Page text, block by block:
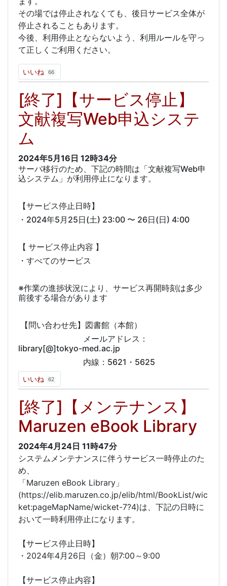
その場では停止されなくても、後日サービス全体が
停止されることもあります。
今後、利用停止とならないよう、利用ルールを守っ
て正しくご利用ください。
いいね 66
[終了]【サービス停止】
文献複写Web申込システ
ム
2024年5月16日 12時34分
サーバ移行のため、下記の時間は「文献複写Web申
込システム」が利用停止になります。
【サービス停止日時】
・2024年5月25日(土) 23:00 〜 26日(日) 4:00
【 サービス停止内容 】
・すべてのサービス
※作業の進捗状況により、サービス再開時刻は多少
前後する場合があります
【問い合わせ先】図書館（本館）
メールアドレス：
library[@]tokyo-med.ac.jp
内線：5621・5625
いいね 62
[終了]【メンテナンス】
Maruzen eBook Library
2024年4月24日 11時47分
システムメンテナンスに伴うサービス一時停止のた
め、
「Maruzen eBook Library」
(https://elib.maruzen.co.jp/elib/html/BookList/wic
ket:pageMapName/wicket-7?4)は、下記の日時に
おいて一時利用停止になります。
【サービス停止日時】
・2024年4月26日（金）朝7:00～9:00
【サービス停止内容】